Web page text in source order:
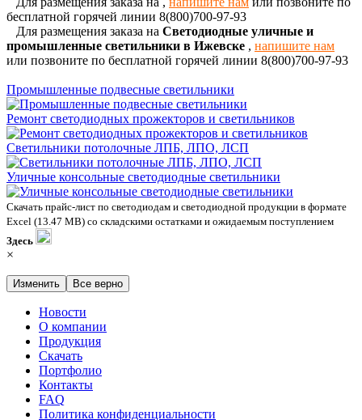
бесплатной горячей линии 8(800)700-97-93
Для размещения заказа на Светодиодные уличные и
промышленные светильники в Ижевске , напишите нам
или позвоните по бесплатной горячей линии 8(800)700-97-93
Промышленные подвесные светильники
Ремонт светодиодных прожекторов и светильников
Светильники потолочные ЛПБ, ЛПО, ЛСП
Уличные консольные светодиодные светильники
Скачать прайс-лист по светодиодам и светодиодной продукции в формате
Excel (13.47 MB) со складскими остатками и ожидаемым поступлением
Здесь
×
Изменить Все верно
Новости
О компании
Продукция
Скачать
Портфолио
Контакты
FAQ
Политика конфиденциальности